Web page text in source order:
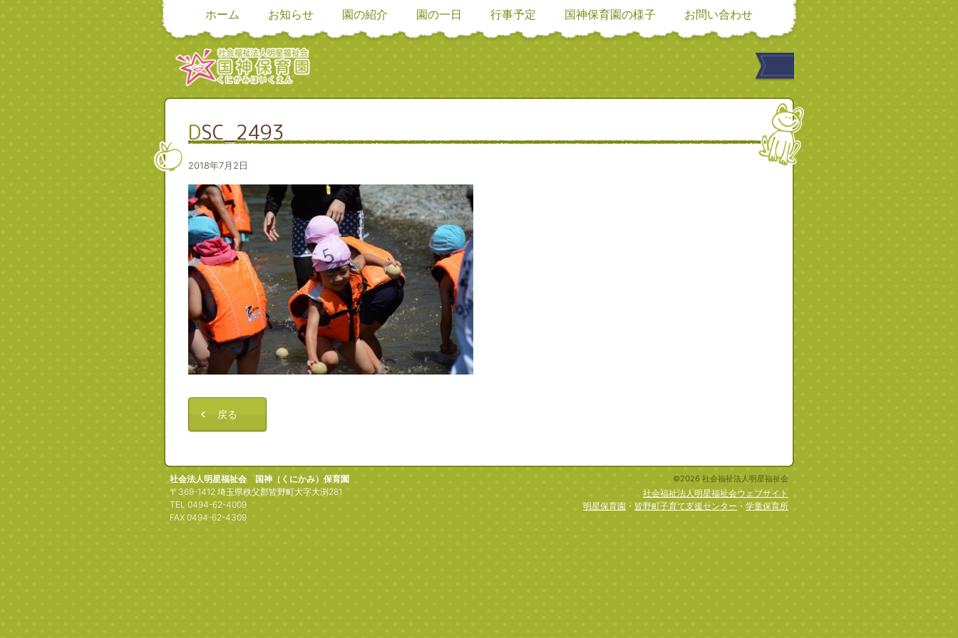
ホーム お知らせ 園の紹介 園の一日 行事予定 国神保育園の様子 お問い合わせ
DSC_2493
2018年7月2日
戻る
社会法人明星福祉会 国神（くにかみ）保育園
〒369-1412 埼玉県秩父郡皆野町大字大渕281
TEL 0494-62-4009
FAX 0494-62-4309
©2026 社会福祉法人明星福祉会
社会福祉法人明星福祉会ウェブサイト
明星保育園 ・ 皆野町子育て支援センター ・ 学童保育所